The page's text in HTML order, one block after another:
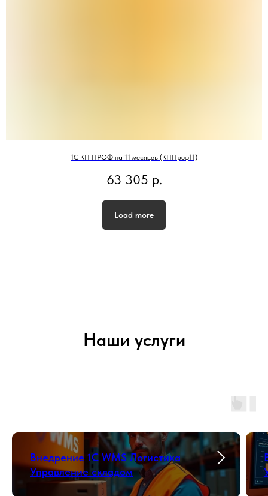
1С КП ПРОФ на 11 месяцев (КППроф11)
63 305 р.
Load more
Наши услуги
Внедрение 1С WMS Логистика
Управление складом